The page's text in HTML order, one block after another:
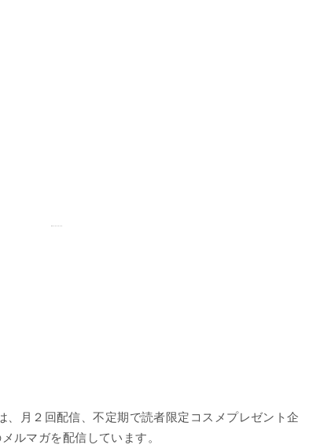
、月２回配信、不定期で読者限定コスメプレゼント企
ルマガを配信しています。